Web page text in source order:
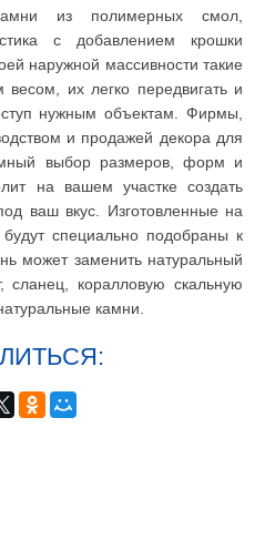
из полимерных смол,
с добавлением крошки
наружной массивности такие
их легко передвигать и
нужным объектам. Фирмы,
и продажей декора для
выбор размеров, форм и
на вашем участке создать
ваш вкус. Изготовленные на
специально подобраны к
может заменить натуральный
сланец, коралловую скальную
камни.